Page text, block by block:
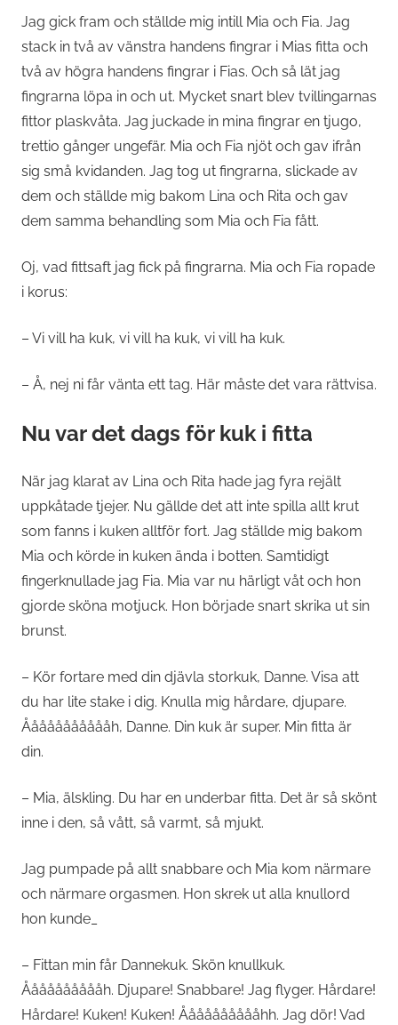
Jag gick fram och ställde mig intill Mia och Fia. Jag
stack in två av vänstra handens fingrar i Mias fitta och
två av högra handens fingrar i Fias. Och så lät jag
fingrarna löpa in och ut. Mycket snart blev tvillingarnas
fittor plaskvåta. Jag juckade in mina fingrar en tjugo,
trettio gånger ungefär. Mia och Fia njöt och gav ifrån
sig små kvidanden. Jag tog ut fingrarna, slickade av
dem och ställde mig bakom Lina och Rita och gav
dem samma behandling som Mia och Fia fått.
Oj, vad fittsaft jag fick på fingrarna. Mia och Fia ropade
i korus:
– Vi vill ha kuk, vi vill ha kuk, vi vill ha kuk.
– Å, nej ni får vänta ett tag. Här måste det vara rättvisa.
Nu var det dags för kuk i fitta
När jag klarat av Lina och Rita hade jag fyra rejält
uppkåtade tjejer. Nu gällde det att inte spilla allt krut
som fanns i kuken alltför fort. Jag ställde mig bakom
Mia och körde in kuken ända i botten. Samtidigt
fingerknullade jag Fia. Mia var nu härligt våt och hon
gjorde sköna motjuck. Hon började snart skrika ut sin
brunst.
– Kör fortare med din djävla storkuk, Danne. Visa att
du har lite stake i dig. Knulla mig hårdare, djupare.
Åååååååååååh, Danne. Din kuk är super. Min fitta är
din.
– Mia, älskling. Du har en underbar fitta. Det är så skönt
inne i den, så vått, så varmt, så mjukt.
Jag pumpade på allt snabbare och Mia kom närmare
och närmare orgasmen. Hon skrek ut alla knullord
hon kunde_
– Fittan min får Dannekuk. Skön knullkuk.
Ååååååååååh. Djupare! Snabbare! Jag flyger. Hårdare!
Hårdare! Kuken! Kuken! Ååååååååååhh. Jag dör! Vad